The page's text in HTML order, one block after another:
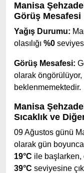
Manisa
Görüş Mesafesi
Yağış Durumu:
olasılığı %0
Görüş Mesafesi:
olarak öngörülüyor,
beklenmemektedir.
Manisa
Sıcaklık ve
09 Ağustos günü
olarak gün
19°C ile başlarken,
39°C seviyesine